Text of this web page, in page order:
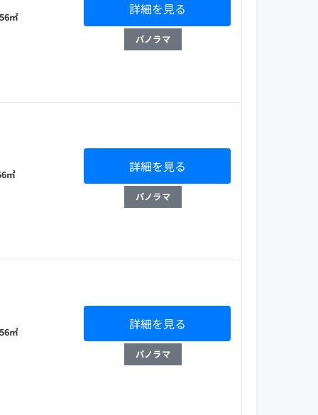
㎡ 詳細を見る
パノラマ
㎡ 詳細を見る
パノラマ
㎡ 詳細を見る
パノラマ